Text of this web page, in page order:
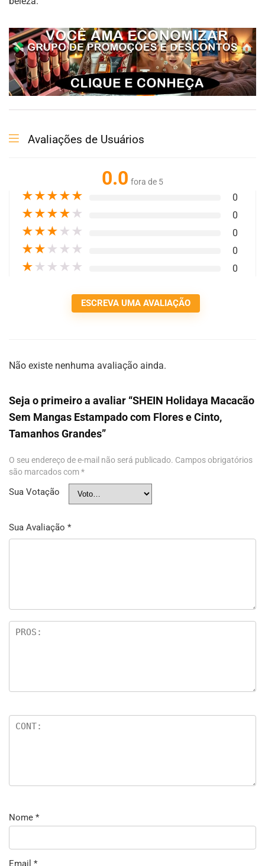
Avaliações de Usuários
0.0 fora de 5
★★★★★ 0
★★★★ ★ 0
★★★ ★ ★ 0
★★ ★ ★ ★ 0
★ ★ ★ ★ ★ 0
ESCREVA UMA AVALIAÇÃO
Não existe nenhuma avaliação ainda.
Seja o primeiro a avaliar “SHEIN Holidaya Macacão
Sem Mangas Estampado com Flores e Cinto,
Tamanhos Grandes”
O seu endereço de e-mail não será publicado. Campos obrigatórios
são marcados com*
Sua Votação
Sua Avaliação *
Nome *
Email *